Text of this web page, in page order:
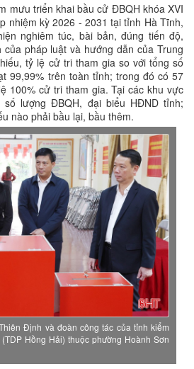
mưu triển khai bầu cử ĐBQH khóa XVI
nhiệm kỳ 2026 - 2031 tại tỉnh Hà Tĩnh,
nghiêm túc, bài bản, đúng tiến độ,
pháp luật và hướng dẫn của Trung
tỷ lệ cử tri tham gia so với tổng số
99,99% trên toàn tỉnh; trong đó có 57
100% cử tri tham gia. Tại các khu vực
lượng ĐBQH, đại biểu HĐND tỉnh;
nào phải bầu lại, bầu thêm.
Định và đoàn công tác của tỉnh kiểm
Hồng Hải) thuộc phường Hoành Sơn